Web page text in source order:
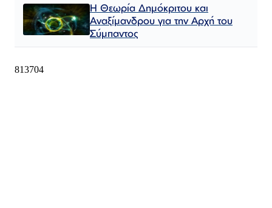
Η Θεωρία Δημόκριτου και
Αναξίμανδρου για την Αρχή του
Σύμπαντος